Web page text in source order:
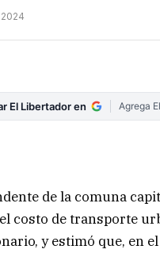
El Libertador en Agrega
de la comuna
costo de transporte
y estimó que, en